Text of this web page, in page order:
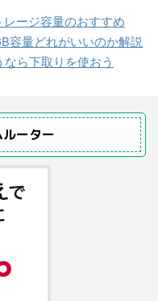
ージ容量のおすすめ
容量どれがいいのか解説
ら下取りを使おう
ーター